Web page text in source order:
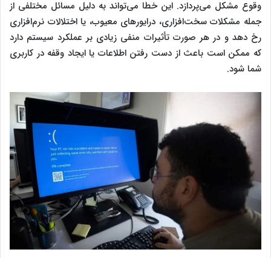
وقوع مشکل می‌پردازد. این خطا می‌تواند به دلیل مسائل مختلفی از
جمله مشکلات سخت‌افزاری، درایورهای معیوب، یا اختلالات نرم‌افزاری
رخ دهد و در هر صورت تأثیرات منفی زیادی بر عملکرد سیستم دارد
که ممکن است باعث از دست رفتن اطلاعات یا ایجاد وقفه در کاربری
شما شود.